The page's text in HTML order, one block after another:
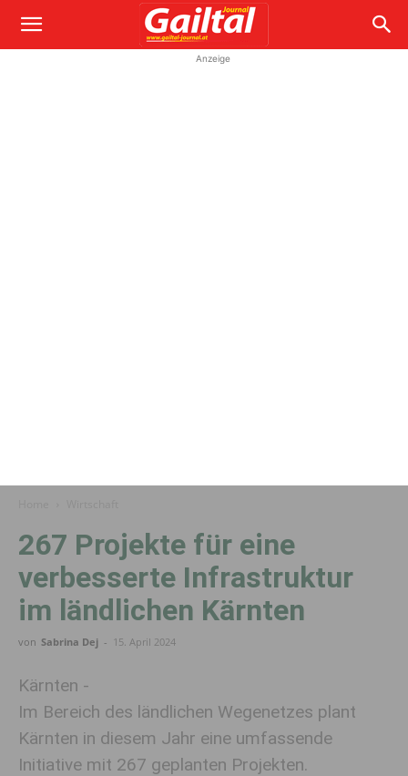
Anzeige
267 Projekte für eine
verbesserte Infrastruktur
im ländlichen Kärnten
von Sabrina Dej - 15. April 2024
Kärnten -
Im Bereich des ländlichen Wegenetzes plant
Kärnten in diesem Jahr eine umfassende
Initiative mit 267 geplanten Projekten.